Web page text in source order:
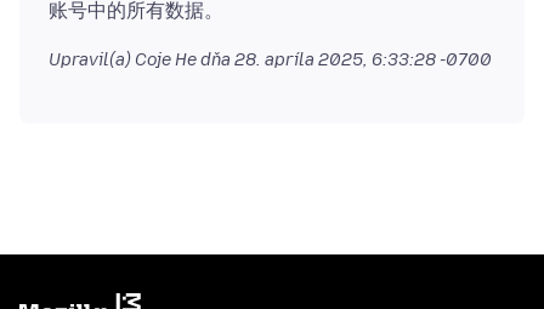
Upravil(a) Coje He dňa 28. apríla 2025, 6:33:28 -0700